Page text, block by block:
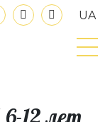
UA
6-12 лет